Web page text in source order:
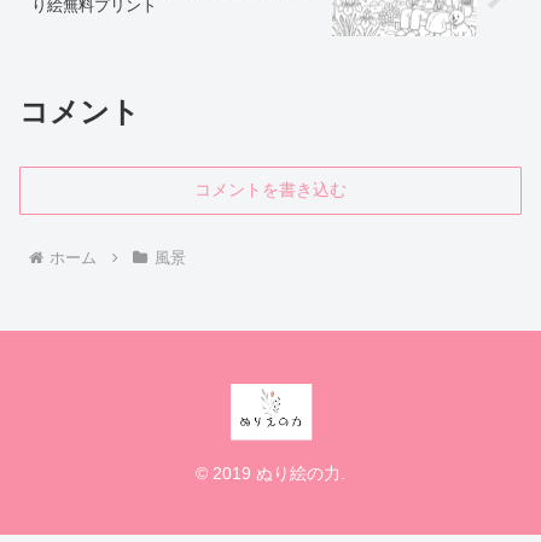
り絵無料プリント
コメント
コメントを書き込む
ホーム 風景
© 2019 ぬり絵の力.